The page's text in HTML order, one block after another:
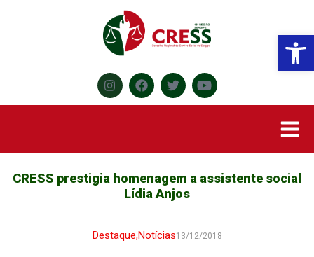
CRESS prestigia homenagem a assistente social
Lídia Anjos
Destaque,Notícias13/12/2018